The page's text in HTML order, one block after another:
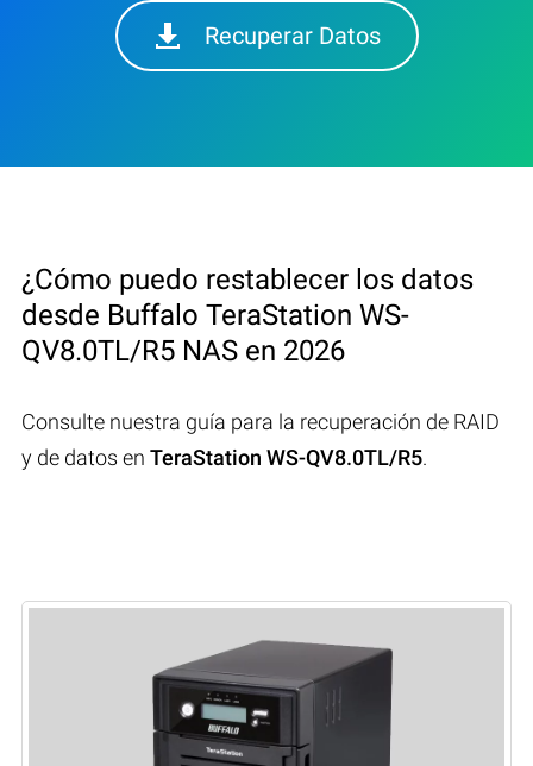
Recuperar Datos
¿Cómo puedo restablecer los datos
desde Buffalo TeraStation WS-
QV8.0TL/R5 NAS en 2026
Consulte nuestra guía para la recuperación de RAID
y de datos en TeraStation WS-QV8.0TL/R5.